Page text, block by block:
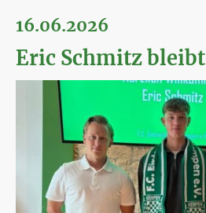
16.06.2026
Eric Schmitz bleibt